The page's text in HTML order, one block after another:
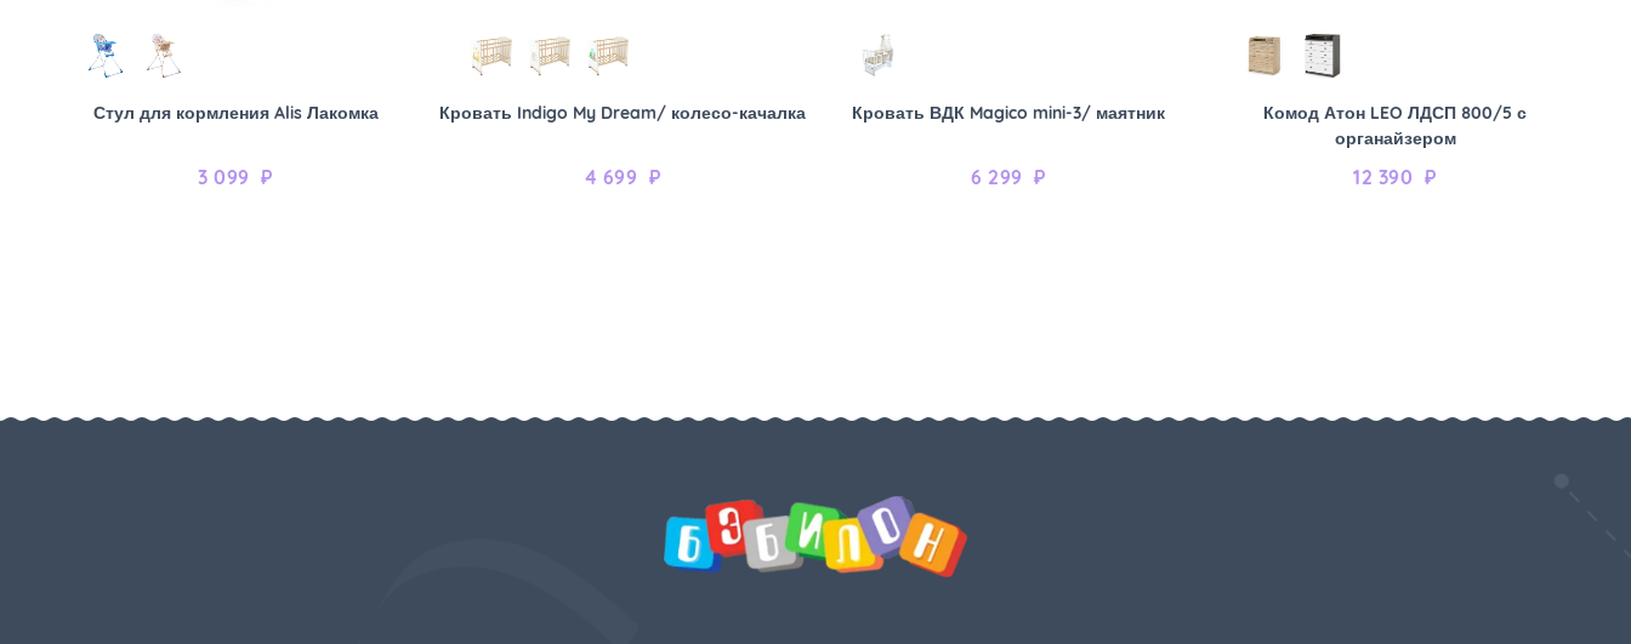
Стул для кормления Alis Лакомка
3 099 ₽
Кровать Indigo My Dream/ колесо-качалка
4 699 ₽
Кровать ВДК Magico mini-3/ маятник
6 299 ₽
Комод Атон LEO ЛДСП 800/5 с
органайзером
12 390 ₽